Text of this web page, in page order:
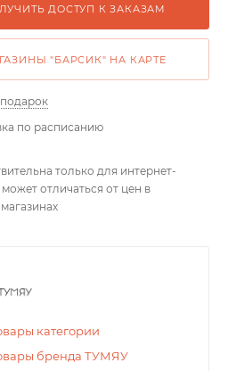
ДОСТУП К ЗАКАЗАМ
"БАРСИК" НА КАРТЕ
по расписанию
только для интернет-
отличаться от цен в
категории
бренда ТУМЯУ